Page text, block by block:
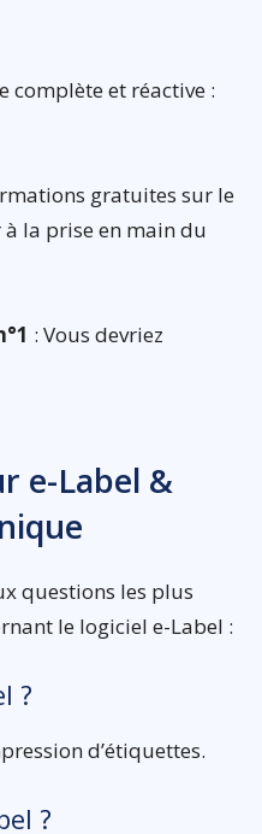
complète et réactive :
gratuites sur le
la prise en main du
: Vous devriez
e-Label &
questions les plus
le logiciel e-Label :
?
d’étiquettes.
?